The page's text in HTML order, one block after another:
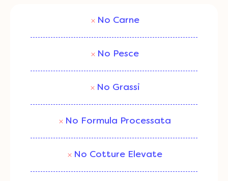
No Carne
No Pesce
No Grassi
No Formula Processata
No Cotture Elevate